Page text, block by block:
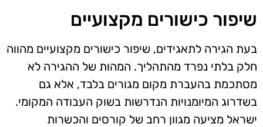
שיפור כישורים מקצועיים
בעת הגירה לתאגידים, שיפור כישורים מקצועיים מהווה
חלק בלתי נפרד מהתהליך. המהות של ההגירה לא
מסתכמת בהעברת מקום מגורים בלבד, אלא גם
בשדרוג המיומנויות הנדרשות בשוק העבודה המקומי.
ישראל מציעה מגוון רחב של קורסים והכשרות